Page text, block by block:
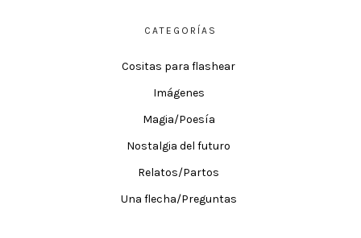
CATEGORÍAS
Cositas para flashear
Imágenes
Magia/Poesía
Nostalgia del futuro
Relatos/Partos
Una flecha/Preguntas